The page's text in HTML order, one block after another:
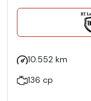
10.552 km
136 cp